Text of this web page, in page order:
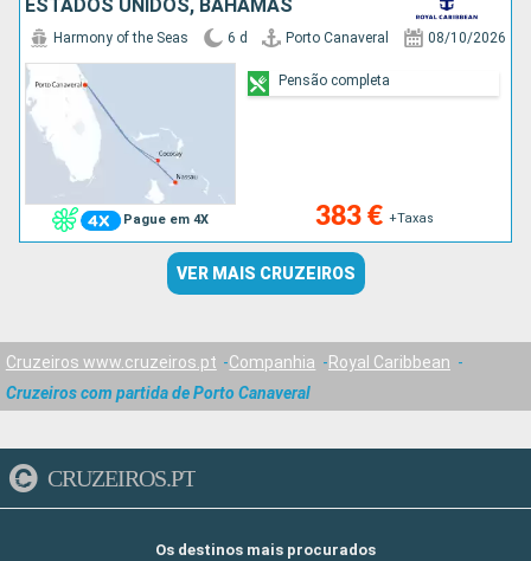
ESTADOS UNIDOS, BAHAMAS
Pague em 4X
Harmony of the Seas 6 d Porto Canaveral 08/10/2026
383 € +Taxas
Pensão completa
VER MAIS CRUZEIROS
Cruzeiros www.cruzeiros.pt Companhia
Royal Caribbean
Cruzeiros com partida de Porto Canaveral
CRUZEIROS.PT
Os destinos mais procurados